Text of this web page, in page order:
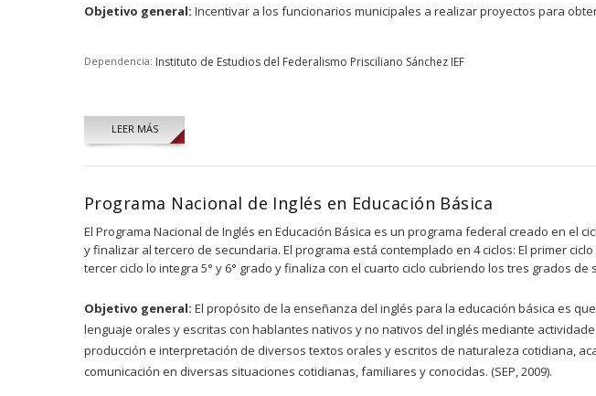
Objetivo general: Incentivar a los funcionarios municipales a realizar proyectos para
Dependencia: Instituto de Estudios del Federalismo Prisciliano Sánchez IEF
LEER MÁS
Programa Nacional de Inglés en Educación Básica
El Programa Nacional de Inglés en Educación Básica es un programa federal creado en el
y finalizar al tercero de secundaria. El programa está contemplado en 4 ciclos: El primer
tercer ciclo lo integra 5° y 6° grado y finaliza con el cuarto ciclo cubriendo los tres grados de
Objetivo general: El propósito de la enseñanza del inglés para la educación básica es
lenguaje orales y escritas con hablantes nativos y no nativos del inglés mediante
producción e interpretación de diversos textos orales y escritos de naturaleza cotidiana,
comunicación en diversas situaciones cotidianas, familiares y conocidas. (SEP, 2009).